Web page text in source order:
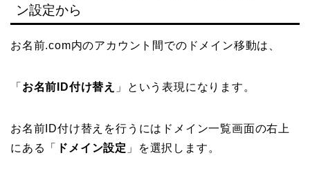
ン設定から
お名前.com内のアカウント間でのドメイン移動は、
「 お名前ID付け替え 」という表現になります。
お名前ID付け替えを行うにはドメイン一覧画面の右上
にある「
ドメイン設定 」を選択します。